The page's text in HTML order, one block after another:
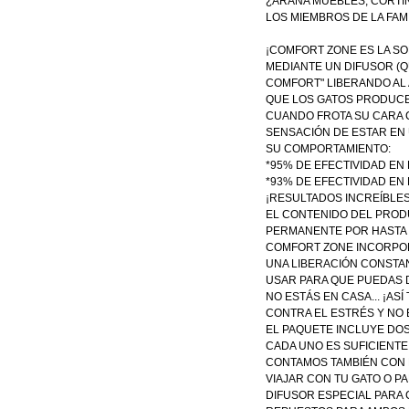
LOS MIEMBROS DE LA
¡COMFORT ZONE ES LA
MEDIANTE UN DIFUSOR
COMFORT" LIBERANDO
QUE LOS GATOS
CUANDO FROTA SU CARA
SENSACIÓN DE ESTAR
SU COMPORTAMIENTO:
*95% DE EFECTIVIDAD
*93% DE EFECTIVIDAD EN
¡RESULTADOS
EL CONTENIDO DEL
PERMANENTE POR
COMFORT ZONE
UNA LIBERACIÓN
USAR PARA QUE PUEDAS
NO ESTÁS EN CASA...
CONTRA EL ESTRÉS Y
EL PAQUETE INCLUYE
CADA UNO ES
CONTAMOS TAMBIÉN
VIAJAR CON TU GATO O
DIFUSOR ESPECIAL PARA